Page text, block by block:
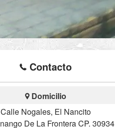
Contacto
Domicilio
Calle Nogales, El Nancito
De La Frontera CP. 30934